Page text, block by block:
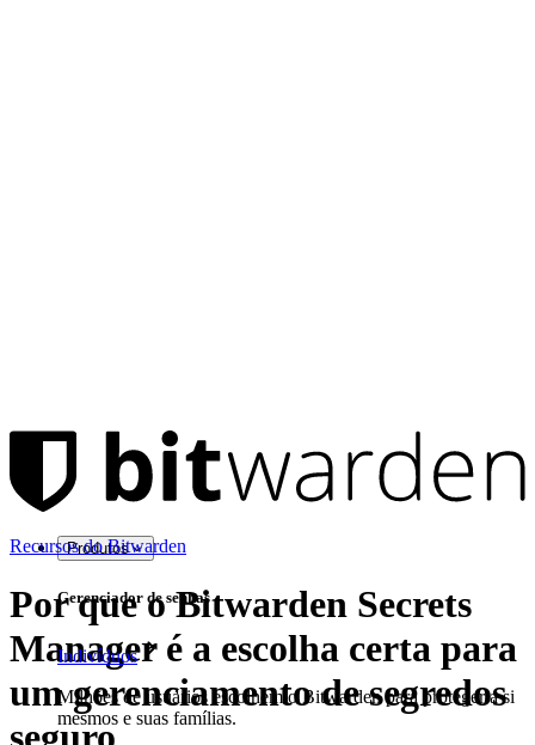
Produtos
Gerenciador de senhas
Indivíduos
Milhões de usuários escolhem o Bitwarden para proteger a si
mesmos e suas famílias.
Recursos do Bitwarden
Por que o Bitwarden Secrets
Manager é a escolha certa para
um gerenciamento de segredos